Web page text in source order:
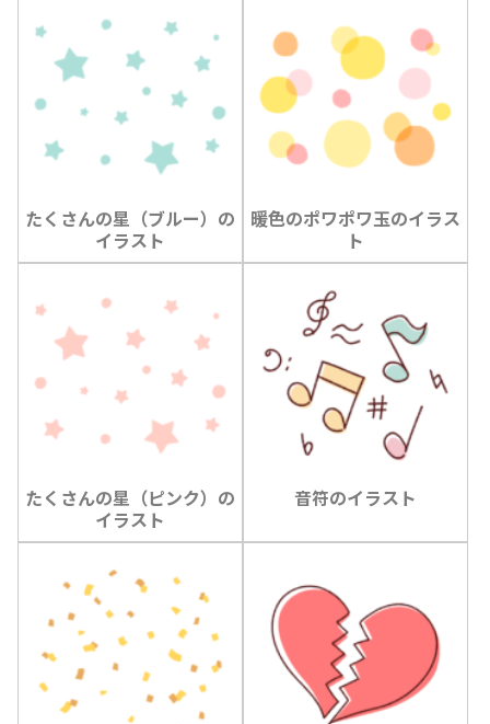
たくさんの星（ブルー）の
イラスト
暖色のポワポワ玉のイラス
ト
たくさんの星（ピンク）の
イラスト
音符のイラスト